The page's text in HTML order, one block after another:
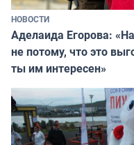
НОВОСТИ
Аделаида Егорова:
не потому, что это
ты им интересен»